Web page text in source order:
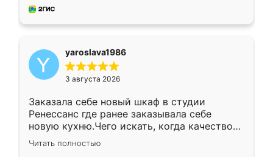
мебель за качественную работу!
yaroslava1986
3 августа 2026
Заказала себе новый шкаф в студии
Ренессанс где ранее заказывала себе
новую кухню.Чего искать, когда качеством
вполне довольна. Служит кухня уже почти
два года, нареканий нет.
Читать полностью